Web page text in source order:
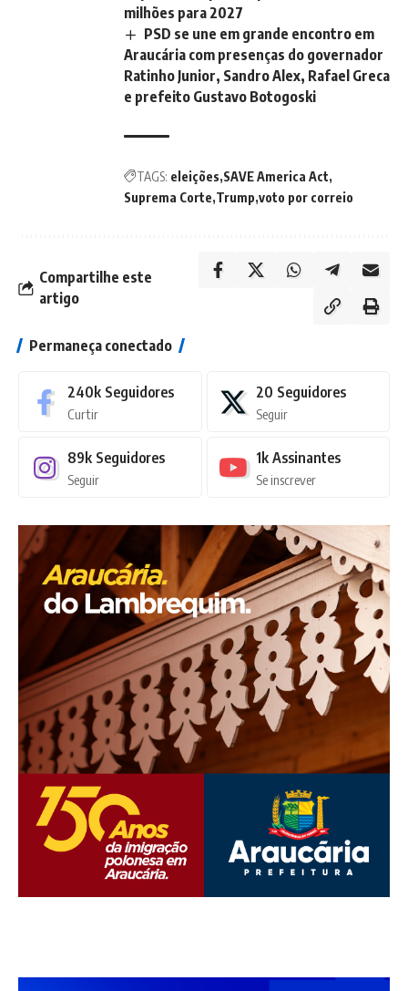
milhões para 2027
PSD se une em grande encontro em
Araucária com presenças do governador
Ratinho Junior, Sandro Alex, Rafael Greca
e prefeito Gustavo Botogoski
TAGS: eleições SAVE America Act
Suprema Corte Trump voto por correio
Compartilhe este
artigo
Permaneça conectado
240k Seguidores
Curtir
20 Seguidores
Seguir
89k Seguidores
Seguir
1k Assinantes
Se inscrever